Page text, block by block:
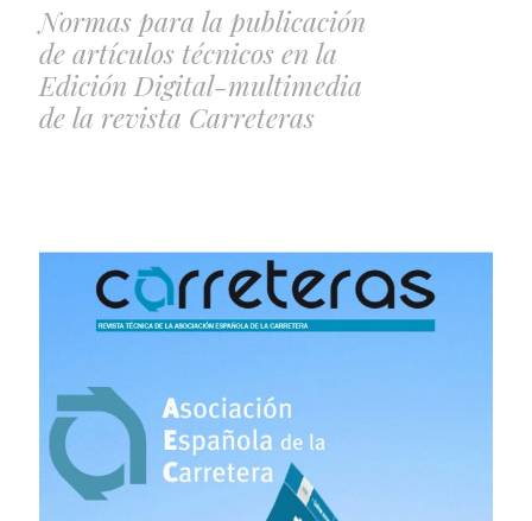
Normas para la publicación
de artículos técnicos en la
Edición Digital-multimedia
de la revista Carreteras